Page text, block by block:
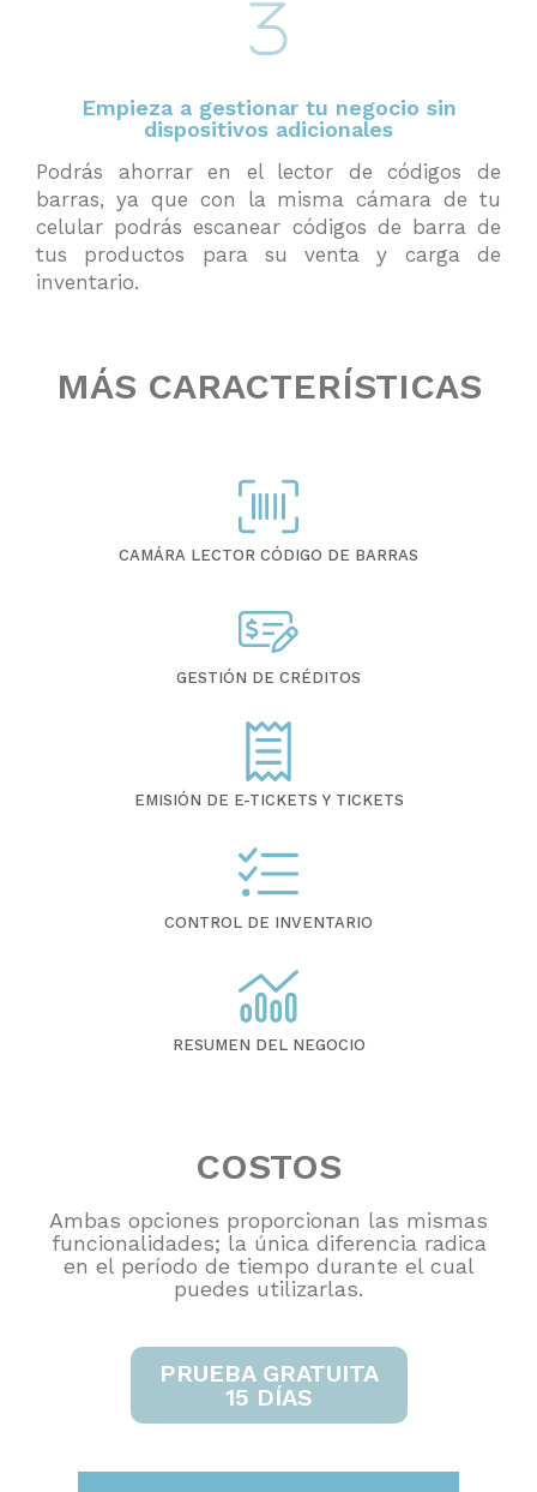
Empieza a gestionar tu negocio sin
dispositivos adicionales
Podrás ahorrar en el lector de códigos de
barras, ya que con la misma cámara de tu
celular podrás escanear códigos de barra de
tus productos para su venta y carga de
inventario.
MÁS CARACTERÍSTICAS
CAMÁRA LECTOR CÓDIGO DE BARRAS
GESTIÓN DE CRÉDITOS
EMISIÓN DE E-TICKETS Y TICKETS
CONTROL DE INVENTARIO
RESUMEN DEL NEGOCIO
COSTOS
Ambas opciones proporcionan las mismas
funcionalidades; la única diferencia radica
en el período de tiempo durante el cual
puedes utilizarlas.
PRUEBA GRATUITA
15 DÍAS